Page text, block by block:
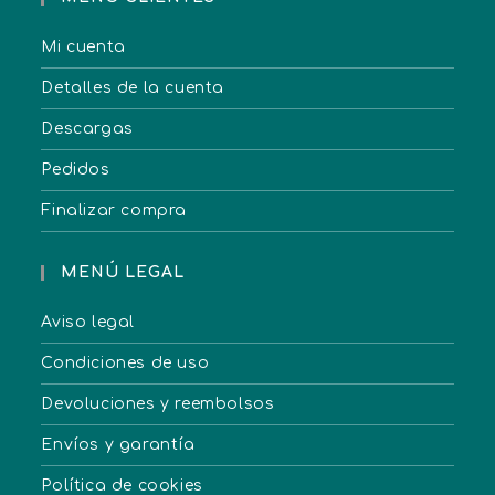
Mi cuenta
Detalles de la cuenta
Descargas
Pedidos
Finalizar compra
MENÚ LEGAL
Aviso legal
Condiciones de uso
Devoluciones y reembolsos
Envíos y garantía
Política de cookies